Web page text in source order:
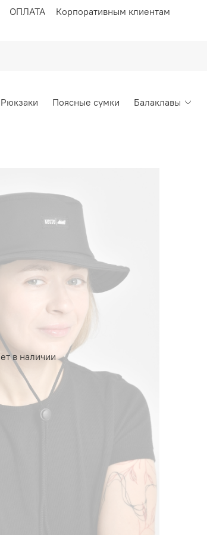
ОПЛАТА Корпоративным клиентам
Рюкзаки Поясные сумки Балаклавы
в наличии